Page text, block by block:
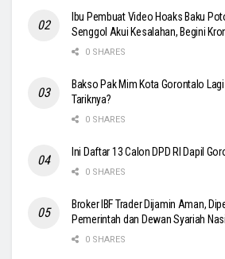
Ibu Pembuat Video Hoaks Baku
Senggol Akui Kesalahan, Begini
0 SHARES
Bakso Pak Mim Kota Gorontalo
Tariknya?
0 SHARES
Ini Daftar 13 Calon DPD RI Dapil
0 SHARES
Broker IBF Trader Dijamin Aman,
Pemerintah dan Dewan Syariah
0 SHARES